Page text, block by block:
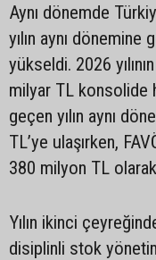
Aynı dönemde
yılın aynı
yükseldi. 2026
milyar TL konsolide
geçen yılın aynı
TL’ye ulaşırken,
380 milyon TL
Yılın ikinci
disiplinli stok